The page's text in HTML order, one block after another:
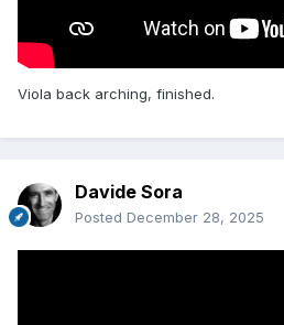
Viola back arching, finished.
Davide Sora
Posted December 28, 2025